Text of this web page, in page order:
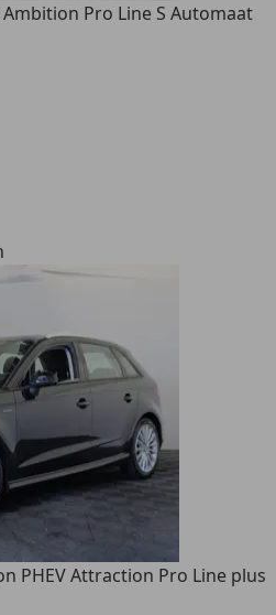
Ambition Pro Line S Automaat
PHEV Attraction Pro Line plus